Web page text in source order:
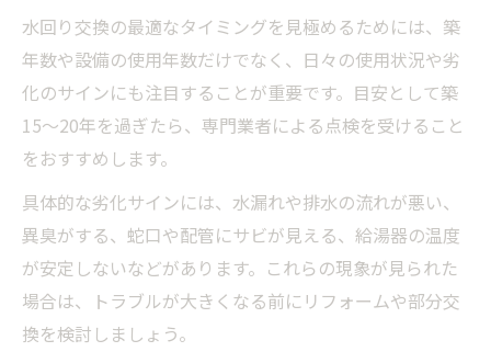
水回り交換の最適なタイミングを見極めるためには、築
年数や設備の使用年数だけでなく、日々の使用状況や劣
化のサインにも注目することが重要です。目安として築
15～20年を過ぎたら、専門業者による点検を受けること
をおすすめします。
具体的な劣化サインには、水漏れや排水の流れが悪い、
異臭がする、蛇口や配管にサビが見える、給湯器の温度
が安定しないなどがあります。これらの現象が見られた
場合は、トラブルが大きくなる前にリフォームや部分交
換を検討しましょう。